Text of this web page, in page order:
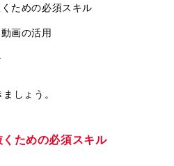
ための必須スキル
画の活用
しょう。
ための必須スキル